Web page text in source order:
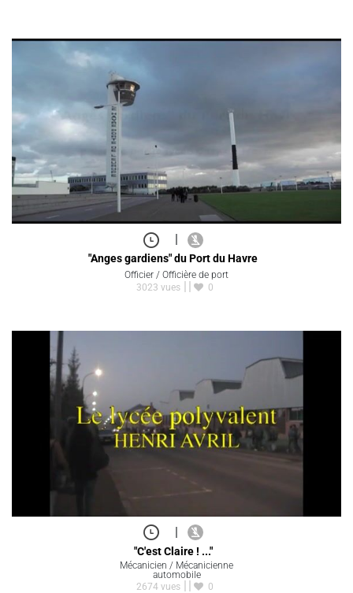
|
"Anges gardiens" du Port du Havre
Officier / Officière de port
3023 vues
0
|
"C'est Claire ! ..."
Mécanicien / Mécanicienne
automobile
2674 vues
0